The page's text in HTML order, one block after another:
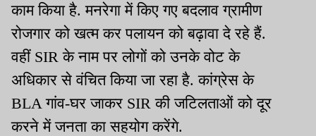
काम किया है. मनरेगा में किए गए बदलाव ग्रामीण
रोजगार को खत्म कर पलायन को बढ़ावा दे रहे हैं.
वहीं SIR के नाम पर लोगों को उनके वोट के
अधिकार से वंचित किया जा रहा है. कांग्रेस के
BLA गांव-घर जाकर SIR की जटिलताओं को दूर
करने में जनता का सहयोग करेंगे.